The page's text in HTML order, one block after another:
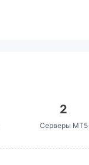
2
Серверы MT5